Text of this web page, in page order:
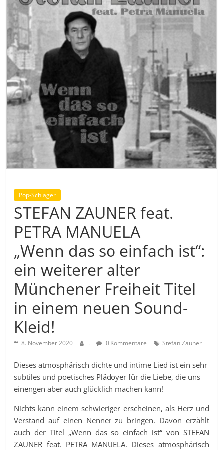
Pop-Schlager
STEFAN ZAUNER feat.
PETRA MANUELA
„Wenn das so einfach ist“:
ein weiterer alter
Münchener Freiheit Titel
in einem neuen Sound-
Kleid!
8. November 2020 . 0 Kommentare Stefan Zauner
Dieses atmosphärisch dichte und intime Lied ist ein sehr
subtiles und poetisches Plädoyer für die Liebe, die uns
einengen aber auch glücklich machen kann!
Nichts kann einem schwieriger erscheinen, als Herz und
Verstand auf einen Nenner zu bringen. Davon erzählt
auch der Titel „Wenn das so einfach ist“ von STEFAN
ZAUNER feat. PETRA MANUELA. Dieses atmosphärisch